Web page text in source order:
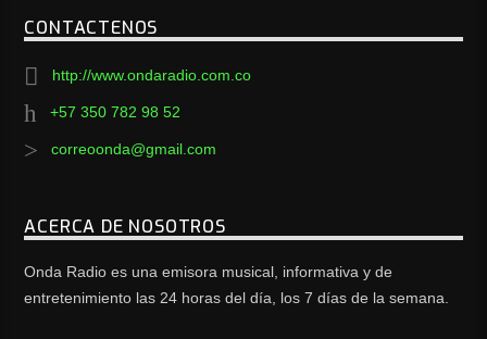
CONTACTENOS
http://www.ondaradio.com.co
+57 350 782 98 52
correoonda@gmail.com
ACERCA DE NOSOTROS
Onda Radio es una emisora musical, informativa y de
entretenimiento las 24 horas del día, los 7 días de la semana.